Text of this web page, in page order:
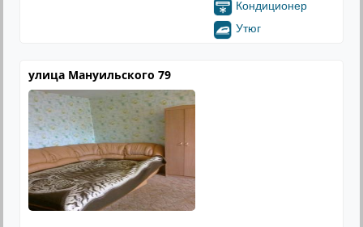
Кондиционер
Утюг
улица Мануильского 79